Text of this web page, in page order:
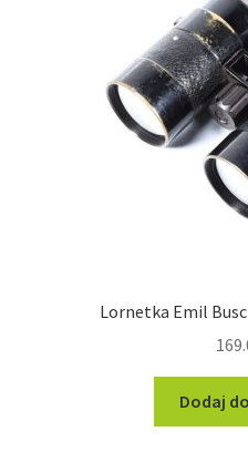
Lornetka Emil
Dodaj